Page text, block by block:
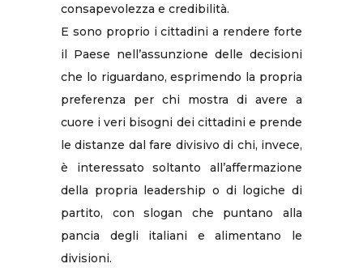
consapevolezza e credibilità.
E sono proprio i cittadini a rendere forte
il Paese nell’assunzione delle decisioni
che lo riguardano, esprimendo la propria
preferenza per chi mostra di avere a
cuore i veri bisogni dei cittadini e prende
le distanze dal fare divisivo di chi, invece,
è interessato soltanto all’affermazione
della propria leadership o di logiche di
partito, con slogan che puntano alla
pancia degli italiani e alimentano le
divisioni.